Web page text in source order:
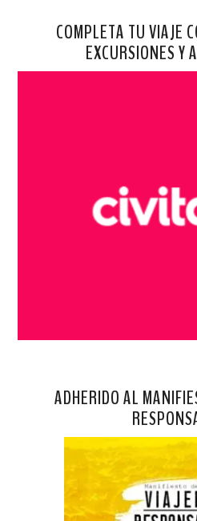
COMPLETA TU VIAJE
EXCURSIONES Y
ADHERIDO AL